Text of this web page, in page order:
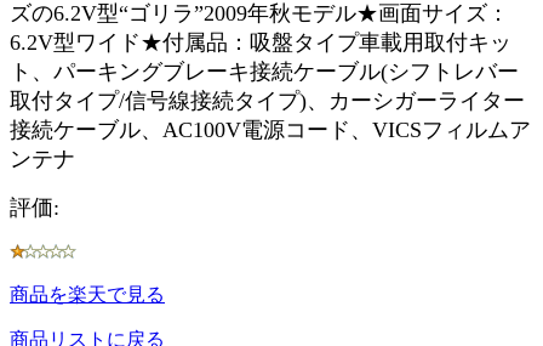
ズの6.2V型“ゴリラ”2009年秋モデル★画面サイズ：
6.2V型ワイド★付属品：吸盤タイプ車載用取付キッ
ト、パーキングブレーキ接続ケーブル(シフトレバー
取付タイプ/信号線接続タイプ)、カーシガーライター
接続ケーブル、AC100V電源コード、VICSフィルムア
ンテナ
評価:
商品を楽天で見る
商品リストに戻る